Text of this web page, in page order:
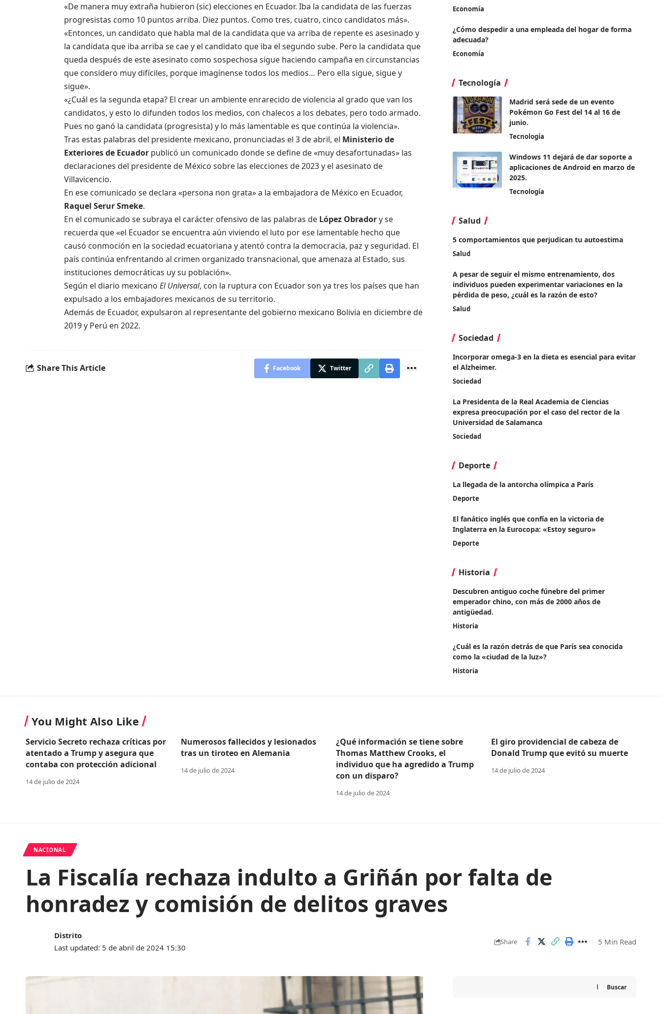
«De manera muy extraña hubieron (sic) elecciones en Ecuador. Iba la candidata de las fuerzas
progresistas como 10 puntos arriba. Diez puntos. Como tres, cuatro, cinco candidatos más».
«Entonces, un candidato que habla mal de la candidata que va arriba de repente es asesinado y
la candidata que iba arriba se cae y el candidato que iba el segundo sube. Pero la candidata que
queda después de este asesinato como sospechosa sigue haciendo campaña en circunstancias
que considero muy difíciles, porque imagínense todos los medios… Pero ella sigue, sigue y
sigue».
«¿Cuál es la segunda etapa? El crear un ambiente enrarecido de violencia al grado que van los
candidatos, y esto lo difunden todos los medios, con chalecos a los debates, pero todo armado.
Pues no ganó la candidata (progresista) y lo más lamentable es que continúa la violencia».
Tras estas palabras del presidente mexicano, pronunciadas el 3 de abril, el Ministerio de
Exteriores de Ecuador publicó un comunicado donde se define de «muy desafortunadas» las
declaraciones del presidente de México sobre las elecciones de 2023 y el asesinato de
Villavicencio.
En ese comunicado se declara «persona non grata» a la embajadora de México en Ecuador,
Raquel Serur Smeke.
En el comunicado se subraya el carácter ofensivo de las palabras de López Obradory se
recuerda que «el Ecuador se encuentra aún viviendo el luto por ese lamentable hecho que
causó conmoción en la sociedad ecuatoriana y atentó contra la democracia, paz y seguridad. El
país continúa enfrentando al crimen organizado transnacional, que amenaza al Estado, sus
instituciones democráticas uy su población».
Según el diario mexicano El Universal, con la ruptura con Ecuador son ya tres los países que han
expulsado a los embajadores mexicanos de su territorio.
Además de Ecuador, expulsaron al representante del gobierno mexicano Bolivia en diciembre de
2019 y Perú en 2022.
Share This Article Facebook Twitter
Economía
¿Cómo despedir a una empleada del hogar de forma
adecuada?
Economía
Tecnología
Madrid será sede de un evento
Pokémon Go Fest del 14 al 16 de
junio.
Tecnología
Windows 11 dejará de dar soporte a
aplicaciones de Android en marzo de
2025.
Tecnología
Salud
5 comportamientos que perjudican tu autoestima
Salud
A pesar de seguir el mismo entrenamiento, dos
individuos pueden experimentar variaciones en la
pérdida de peso, ¿cuál es la razón de esto?
Salud
Sociedad
Incorporar omega-3 en la dieta es esencial para evitar
el Alzheimer.
Sociedad
La Presidenta de la Real Academia de Ciencias
expresa preocupación por el caso del rector de la
Universidad de Salamanca
Sociedad
Deporte
La llegada de la antorcha olímpica a París
Deporte
El fanático inglés que confía en la victoria de
Inglaterra en la Eurocopa: «Estoy seguro»
Deporte
Historia
Descubren antiguo coche fúnebre del primer
emperador chino, con más de 2000 años de
antigüedad.
Historia
¿Cuál es la razón detrás de que París sea conocida
como la «ciudad de la luz»?
Historia
You Might Also Like
Servicio Secreto rechaza críticas por
atentado a Trump y asegura que
contaba con protección adicional
14 de julio de 2024
Numerosos fallecidos y lesionados
tras un tiroteo en Alemania
14 de julio de 2024
¿Qué información se tiene sobre
Thomas Matthew Crooks, el
individuo que ha agredido a Trump
con un disparo?
14 de julio de 2024
El giro providencial de cabeza de
Donald Trump que evitó su muerte
14 de julio de 2024
NACIONAL
La Fiscalía rechaza indulto a Griñán por falta de
honradez y comisión de delitos graves
Last updated: 5 de abril de 2024 15:30
Distrito
Share 5 Min Read
Buscar